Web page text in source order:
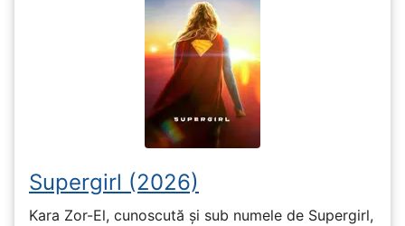
Supergirl (2026)
Kara Zor-El, cunoscută și sub numele de Supergirl,